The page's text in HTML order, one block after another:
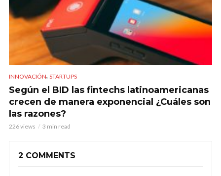
INNOVACIÓN, STARTUPS
Según el BID las fintechs latinoamericanas
crecen de manera exponencial ¿Cuáles son
las razones?
226 views 3 min read
2 COMMENTS